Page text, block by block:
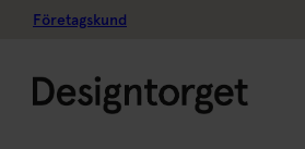
Företagskund